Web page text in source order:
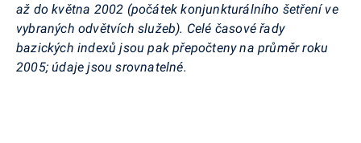
až do května 2002 (počátek konjunkturálního šetření ve
vybraných odvětvích služeb). Celé časové řady
bazických indexů jsou pak přepočteny na průměr roku
2005; údaje jsou srovnatelné.